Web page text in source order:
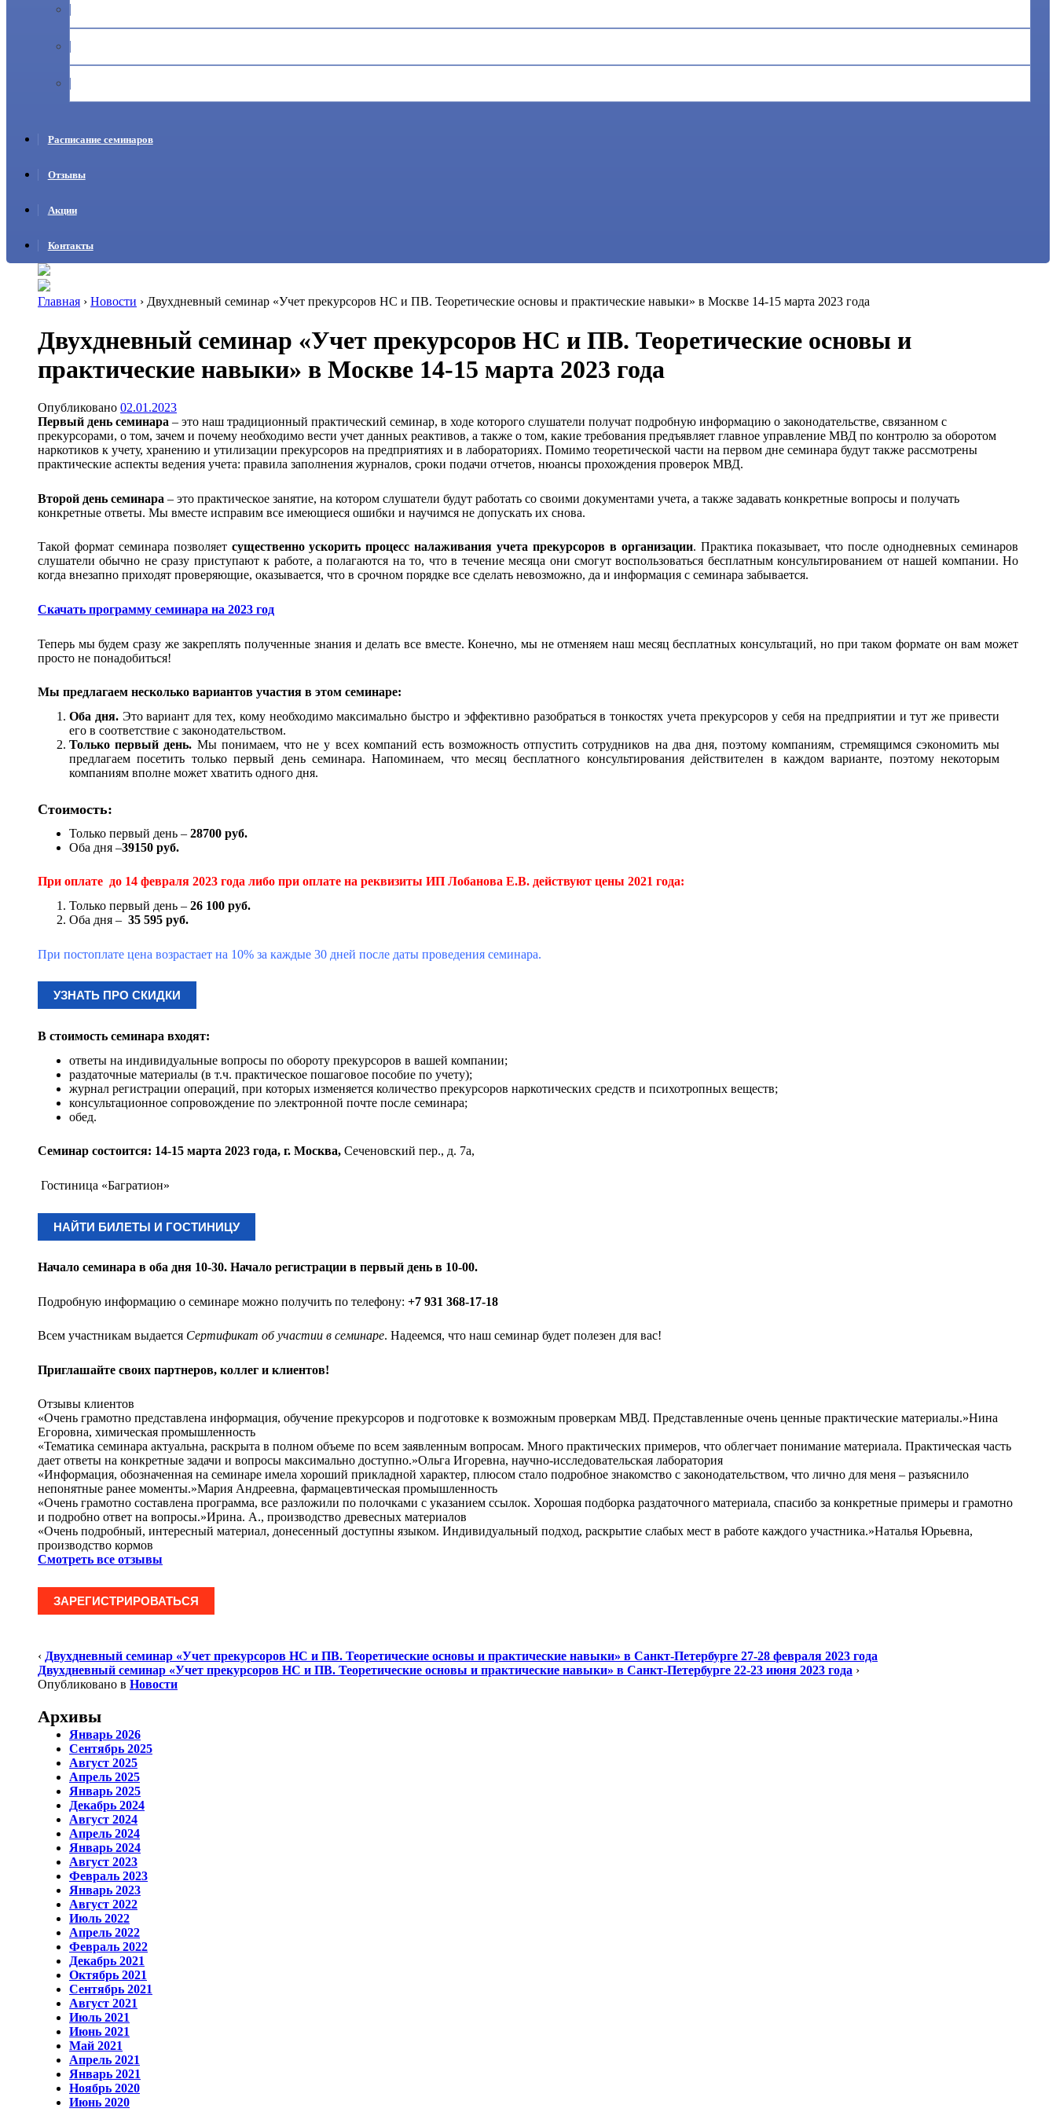
Расписание семинаров
Отзывы
Акции
Контакты
Главная › Новости › Двухдневный семинар «Учет прекурсоров НС и ПВ. Теоретические основы и практические навыки» в Москве 14-15 марта 2023 года
Двухдневный семинар «Учет прекурсоров НС и ПВ. Теоретические основы и
практические навыки» в Москве 14-15 марта 2023 года
Опубликовано 02.01.2023
Первый день семинара – это наш традиционный практический семинар, в ходе которого слушатели получат подробную информацию о законодательстве, связанном с
прекурсорами, о том, зачем и почему необходимо вести учет данных реактивов, а также о том, какие требования предъявляет главное управление МВД по контролю за оборотом
наркотиков к учету, хранению и утилизации прекурсоров на предприятиях и в лабораториях. Помимо теоретической части на первом дне семинара будут также рассмотрены
практические аспекты ведения учета: правила заполнения журналов, сроки подачи отчетов, нюансы прохождения проверок МВД.
Второй день семинара – это практическое занятие, на котором слушатели будут работать со своими документами учета, а также задавать конкретные вопросы и получать
конкретные ответы. Мы вместе исправим все имеющиеся ошибки и научимся не допускать их снова.
Такой формат семинара позволяет существенно ускорить процесс налаживания учета прекурсоров в организации. Практика показывает, что после однодневных семинаров
слушатели обычно не сразу приступают к работе, а полагаются на то, что в течение месяца они смогут воспользоваться бесплатным консультированием от нашей компании. Но
когда внезапно приходят проверяющие, оказывается, что в срочном порядке все сделать невозможно, да и информация с семинара забывается.
Скачать программу семинара на 2023 год
Теперь мы будем сразу же закреплять полученные знания и делать все вместе. Конечно, мы не отменяем наш месяц бесплатных консультаций, но при таком формате он вам может
просто не понадобиться!
Мы предлагаем несколько вариантов участия в этом семинаре:
Оба дня.Это вариант для тех, кому необходимо максимально быстро и эффективно разобраться в тонкостях учета прекурсоров у себя на предприятии и тут же привести
его в соответствие с законодательством.
Только первый день. Мы понимаем, что не у всех компаний есть возможность отпустить сотрудников на два дня, поэтому компаниям, стремящимся сэкономить мы
предлагаем посетить только первый день семинара. Напоминаем, что месяц бесплатного консультирования действителен в каждом варианте, поэтому некоторым
компаниям вполне может хватить одного дня.
Стоимость:
Только первый день – 28700 руб.
Оба дня –39150 руб.
При оплате до 14 февраля 2023 года либо при оплате на реквизиты ИП Лобанова Е.В. действуют цены 2021 года:
Только первый день – 26 100 руб.
Оба дня – 35 595 руб.
При постоплате цена возрастает на 10% за каждые 30 дней после даты проведения семинара.
УЗНАТЬ ПРО СКИДКИ
В стоимость семинара входят:
ответы на индивидуальные вопросы по обороту прекурсоров в вашей компании;
раздаточные материалы (в т.ч. практическое пошаговое пособие по учету);
журнал регистрации операций, при которых изменяется количество прекурсоров наркотических средств и психотропных веществ;
консультационное сопровождение по электронной почте после семинара;
обед.
Семинар состоится: 14-15 марта 2023 года, г. Москва, Сеченовский пер., д. 7а,
Гостиница «Багратион»
НАЙТИ БИЛЕТЫ И ГОСТИНИЦУ
Начало семинара в оба дня 10-30. Начало регистрации в первый день в 10-00.
Подробную информацию о семинаре можно получить по телефону: +7 931 368-17-18
Всем участникам выдается Сертификат об участии в семинаре. Надеемся, что наш семинар будет полезен для вас!
Приглашайте своих партнеров, коллег и клиентов!
Отзывы клиентов
«Очень грамотно представлена информация, обучение прекурсоров и подготовке к возможным проверкам МВД. Представленные очень ценные практические материалы.»Нина
Егоровна, химическая промышленность
«Тематика семинара актуальна, раскрыта в полном объеме по всем заявленным вопросам. Много практических примеров, что облегчает понимание материала. Практическая часть
дает ответы на конкретные задачи и вопросы максимально доступно.»Ольга Игоревна, научно-исследовательская лаборатория
«Информация, обозначенная на семинаре имела хороший прикладной характер, плюсом стало подробное знакомство с законодательством, что лично для меня – разъяснило
непонятные ранее моменты.»Мария Андреевна, фармацевтическая промышленность
«Очень грамотно составлена программа, все разложили по полочками с указанием ссылок. Хорошая подборка раздаточного материала, спасибо за конкретные примеры и грамотно
и подробно ответ на вопросы.»Ирина. А., производство древесных материалов
«Очень подробный, интересный материал, донесенный доступны языком. Индивидуальный подход, раскрытие слабых мест в работе каждого участника.»Наталья Юрьевна,
производство кормов
Смотреть все отзывы
ЗАРЕГИСТРИРОВАТЬСЯ
‹ Двухдневный семинар «Учет прекурсоров НС и ПВ. Теоретические основы и практические навыки» в Санкт-Петербурге 27-28 февраля 2023 года
Двухдневный семинар «Учет прекурсоров НС и ПВ. Теоретические основы и практические навыки» в Санкт-Петербурге 22-23 июня 2023 года ›
Опубликовано в Новости
Архивы
Январь 2026
Сентябрь 2025
Август 2025
Апрель 2025
Январь 2025
Декабрь 2024
Август 2024
Апрель 2024
Январь 2024
Август 2023
Февраль 2023
Январь 2023
Август 2022
Июль 2022
Апрель 2022
Февраль 2022
Декабрь 2021
Октябрь 2021
Сентябрь 2021
Август 2021
Июль 2021
Июнь 2021
Май 2021
Апрель 2021
Январь 2021
Ноябрь 2020
Июнь 2020